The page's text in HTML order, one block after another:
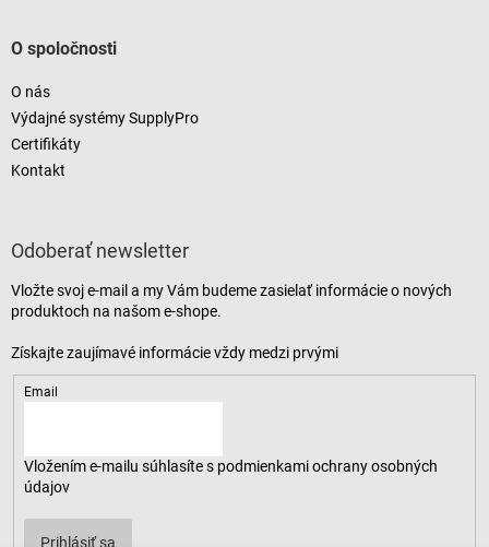
O spoločnosti
O nás
Výdajné systémy SupplyPro
Certifikáty
Kontakt
Odoberať newsletter
Vložte svoj e-mail a my Vám budeme zasielať informácie o nových
produktoch na našom e-shope.
Email
Vložením e-mailu súhlasíte s podmienkami ochrany osobných
údajov
Prihlásiť sa